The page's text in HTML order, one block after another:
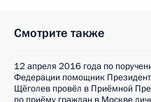
Смотрите также
12 апреля 2016 года по
Федерации помощник
Щёголев провёл в Приёмной